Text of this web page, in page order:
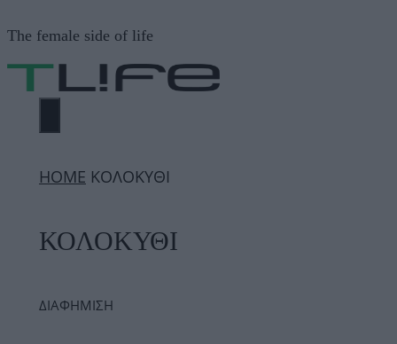
σε
περιεχόμενο
The female side of life
ΜΕΝΟΎ
ΗΟΜΕ ΚΟΛΟΚΥΘΙ
ΚΟΛΟΚΥΘΙ
ΔΙΑΦΗΜΙΣΗ